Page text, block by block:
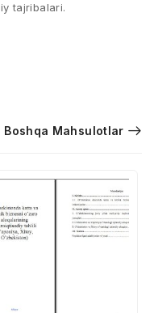
tajribalari.
Boshqa Mahsulotlar